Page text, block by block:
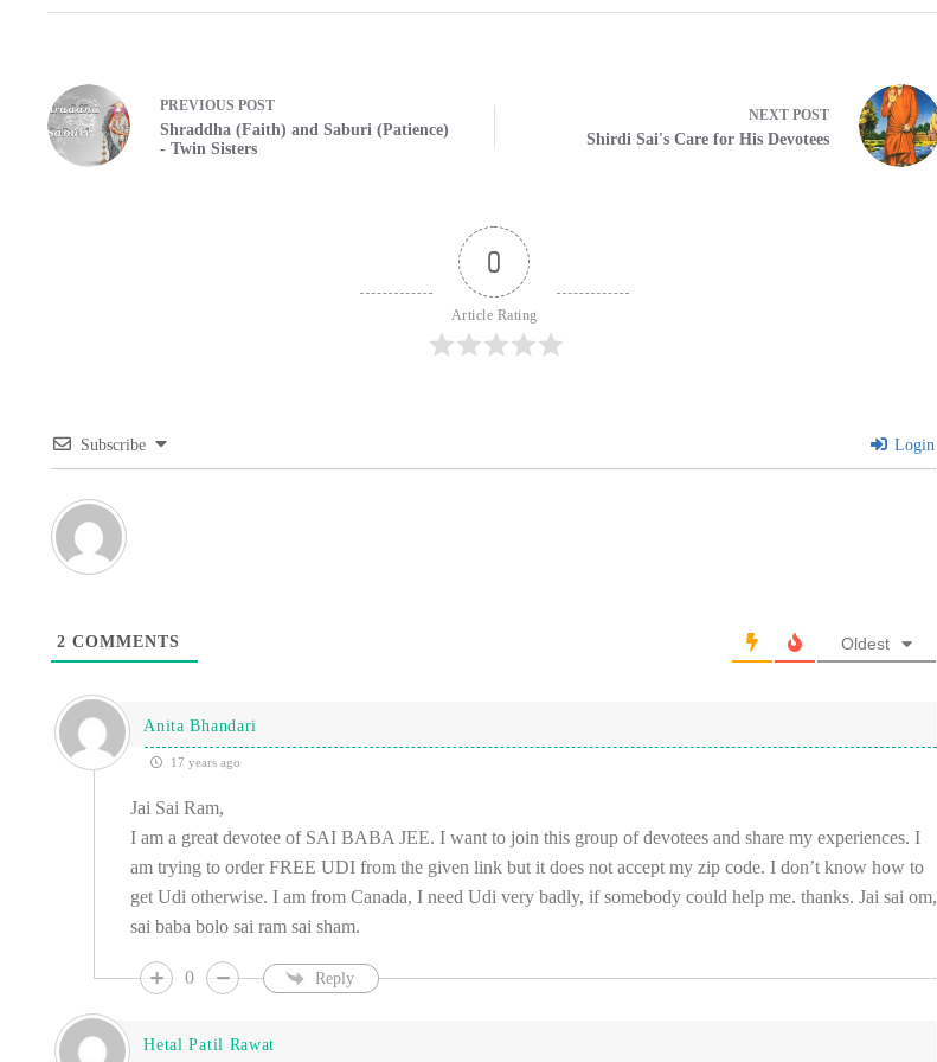
PREVIOUS POST
Shraddha (Faith) and Saburi (Patience)
- Twin Sisters
NEXT POST
Shirdi Sai's Care for His Devotees
0
Article Rating
Subscribe Login
2 COMMENTS Oldest
Anita Bhandari
17 years ago
Jai Sai Ram,
I am a great devotee of SAI BABA JEE. I want to join this group of devotees and share my experiences. I
am trying to order FREE UDI from the given link but it does not accept my zip code. I don’t know how to
get Udi otherwise. I am from Canada, I need Udi very badly, if somebody could help me. thanks. Jai sai om,
sai baba bolo sai ram sai sham.
0 Reply
Hetal Patil Rawat